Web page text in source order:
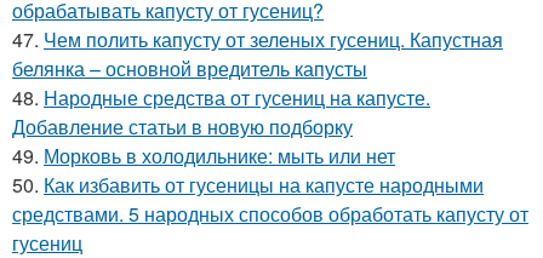
обрабатывать капусту от гусениц?
47. Чем полить капусту от зеленых гусениц. Капустная
белянка – основной вредитель капусты
48. Народные средства от гусениц на капусте.
Добавление статьи в новую подборку
49. Морковь в холодильнике: мыть или нет
50. Как избавить от гусеницы на капусте народными
средствами. 5 народных способов обработать капусту от
гусениц